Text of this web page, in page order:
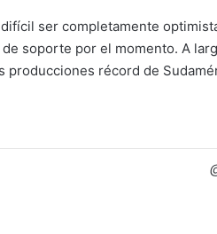
difícil ser completamente
soporte por el momento. A
producciones récord de